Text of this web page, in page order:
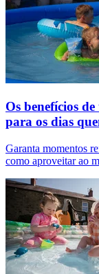
Os benefícios
para os dias
Garanta momentos
como aproveitar ao